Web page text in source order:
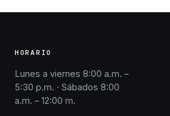
HORARIO
Lunes a viernes 8:00 a.m. –
5:30 p.m. · Sábados 8:00
a.m. – 12:00 m.